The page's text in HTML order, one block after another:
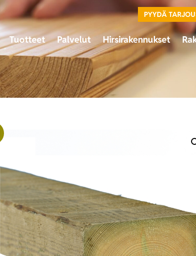
PYYDÄ
Tuotteet Palvelut Hirsirakennukset